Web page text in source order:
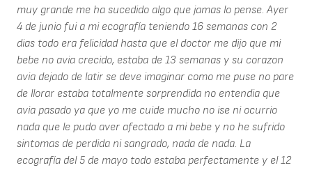
muy grande me ha sucedido algo que jamas lo pense. Ayer
4 de junio fui a mi ecografía teniendo 16 semanas con 2
dias todo era felicidad hasta que el doctor me dijo que mi
bebe no avia crecido, estaba de 13 semanas y su corazon
avia dejado de latir se deve imaginar como me puse no pare
de llorar estaba totalmente sorprendida no entendia que
avia pasado ya que yo me cuide mucho no ise ni ocurrio
nada que le pudo aver afectado a mi bebe y no he sufrido
sintomas de perdida ni sangrado, nada de nada. La
ecografía del 5 de mayo todo estaba perfectamente y el 12